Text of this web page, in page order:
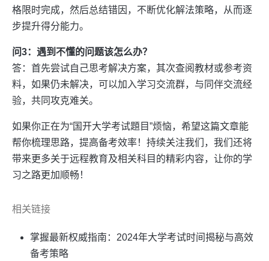
格限时完成，然后总结错因，不断优化解法策略，从而逐
步提升得分能力。
问3：遇到不懂的问题该怎么办？
答：首先尝试自己思考解决方案，其次查阅教材或参考资
料，如果仍未解决，可以加入学习交流群，与同伴交流经
验，共同攻克难关。
如果你正在为“国开大学考试題目”烦恼，希望这篇文章能
帮你梳理思路，提高备考效率！持续关注我们，我们还将
带来更多关于远程教育及相关科目的精彩内容，让你的学
习之路更加顺畅！
相关链接
掌握最新权威指南：2024年大学考试时间揭秘与高效
备考策略